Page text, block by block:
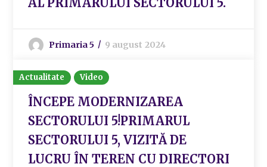
Primaria 5 9 august 2024
Actualitate Video
ÎNCEPE MODERNIZAREA
SECTORULUI 5!PRIMARUL
SECTORULUI 5, VIZITĂ DE
LUCRU ÎN TEREN CU DIRECTORI